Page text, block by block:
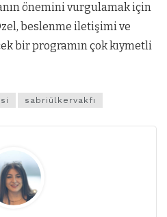
önemini vurgulamak için
beslenme iletişimi ve
bir programın çok kıymetli
sabriülkervakfı